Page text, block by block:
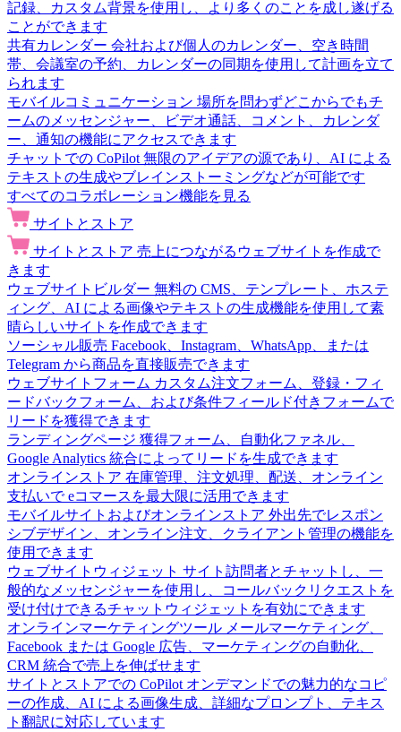
記録、カスタム背景を使用し、より多くのことを成し遂げる
ことができます
共有カレンダー 会社および個人のカレンダー、空き時間
帯、会議室の予約、カレンダーの同期を使用して計画を立て
られます
モバイルコミュニケーション 場所を問わずどこからでもチ
ームのメッセンジャー、ビデオ通話、コメント、カレンダ
ー、通知の機能にアクセスできます
チャットでの CoPilot 無限のアイデアの源であり、AI による
テキストの生成やブレインストーミングなどが可能です
すべてのコラボレーション機能を見る
サイトとストア
サイトとストア 売上につながるウェブサイトを作成で
きます
ウェブサイトビルダー 無料の CMS、テンプレート、ホステ
ィング、AI による画像やテキストの生成機能を使用して素
晴らしいサイトを作成できます
ソーシャル販売 Facebook、Instagram、WhatsApp、または
Telegram から商品を直接販売できます
ウェブサイトフォーム カスタム注文フォーム、登録・フィ
ードバックフォーム、および条件フィールド付きフォームで
リードを獲得できます
ランディングページ 獲得フォーム、自動化ファネル、
Google Analytics 統合によってリードを生成できます
オンラインストア 在庫管理、注文処理、配送、オンライン
支払いで eコマースを最大限に活用できます
モバイルサイトおよびオンラインストア 外出先でレスポン
シブデザイン、オンライン注文、クライアント管理の機能を
使用できます
ウェブサイトウィジェット サイト訪問者とチャットし、一
般的なメッセンジャーを使用し、コールバックリクエストを
受け付けできるチャットウィジェットを有効にできます
オンラインマーケティングツール メールマーケティング、
Facebook または Google 広告、マーケティングの自動化、
CRM 統合で売上を伸ばせます
サイトとストアでの CoPilot オンデマンドでの魅力的なコピ
ーの作成、AI による画像生成、詳細なプロンプト、テキス
ト翻訳に対応しています